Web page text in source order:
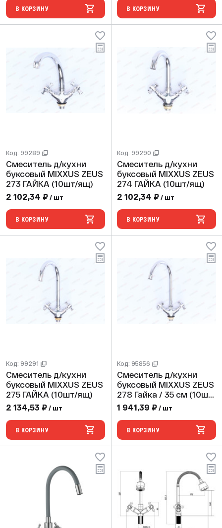
В КОРЗИНУ В КОРЗИНУ
Код: 99289
Смеситель д/кухни
буксовый MIXXUS ZEUS
273 ГАЙКА (10шт/ящ)
2 102,34 ₽ / шт
В КОРЗИНУ
Код: 99290
Смеситель д/кухни
буксовый MIXXUS ZEUS
274 ГАЙКА (10шт/ящ)
2 102,34 ₽ / шт
В КОРЗИНУ
Код: 99291
Смеситель д/кухни
буксовый MIXXUS ZEUS
275 ГАЙКА (10шт/ящ)
2 134,53 ₽ / шт
В КОРЗИНУ
Код: 95856
Смеситель д/кухни
буксовый MIXXUS ZEUS
278 Гайка / 35 см (10шт/
ящ)
1 941,39 ₽ / шт
В КОРЗИНУ